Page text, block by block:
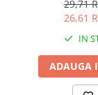
29,71
26,61
IN
ADAUGA